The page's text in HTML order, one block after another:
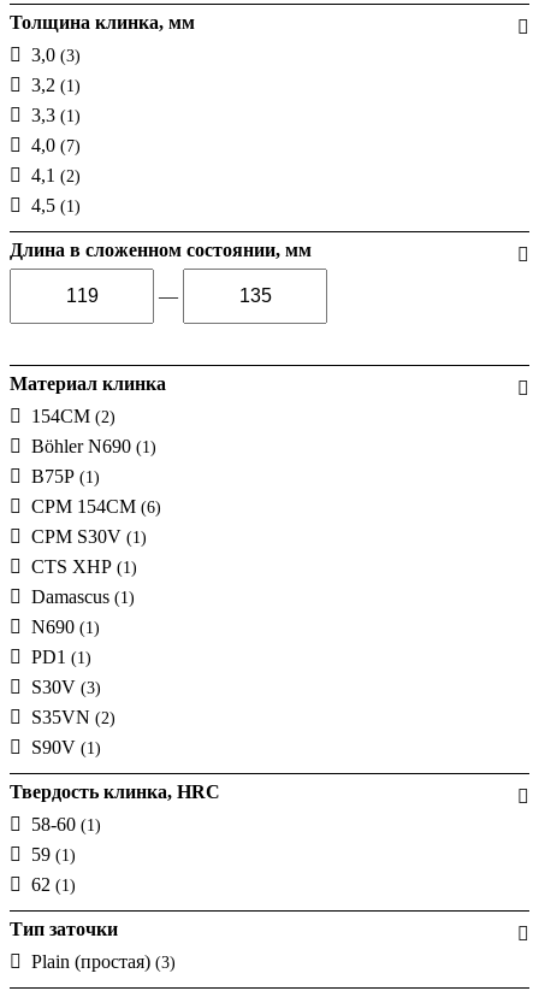
Толщина клинка, мм
3,0 (3)
3,2 (1)
3,3 (1)
4,0 (7)
4,1 (2)
4,5 (1)
Длина в сложенном состоянии, мм
—
Материал клинка
154CM (2)
Böhler N690 (1)
B75P (1)
CPM 154CM (6)
CPM S30V (1)
CTS XHP (1)
Damascus (1)
N690 (1)
PD1 (1)
S30V (3)
S35VN (2)
S90V (1)
Твердость клинка, HRC
58-60 (1)
59 (1)
62 (1)
Тип заточки
Plain (простая) (3)